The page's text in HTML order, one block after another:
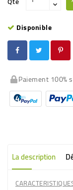
Disponible
Paiement 100%
La description